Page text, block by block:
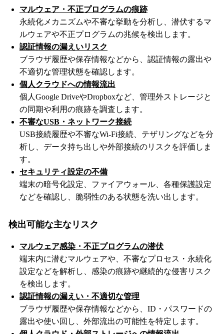
マルウェア・不正プログラムの痕跡
永続化メカニズムや不審な挙動を分析し、潜伏するマ
ルウェアや不正プログラムの兆候を検出します。
認証情報の漏えいリスク
ブラウザ履歴や保存情報などから、認証情報の露出や
不適切な管理状態を確認します。
個人クラウドへの情報流出
個人Google DriveやDropboxなど、管理外ストレージと
の同期や利用の痕跡を調査します。
不審なUSB・ネットワーク接続
USB接続履歴や不審なWi-Fi接続、テザリングなどを分
析し、データ持ち出しや外部接続のリスクを評価しま
す。
セキュリティ設定の不備
端末の暗号化設定、ファイアウォール、各種保護設定
などを確認し、脆弱性のある状態を洗い出します。
検出可能な主なリスク
マルウェア感染・不正プログラムの潜伏
端末内に潜むマルウェアや、不審なプロセス・永続化
設定などを解析し、感染の痕跡や継続的な侵害リスク
を検出します。
認証情報の漏えい・不適切な管理
ブラウザ履歴や保存情報などから、ID・パスワードの
露出や使い回し、外部流出の可能性を特定します。